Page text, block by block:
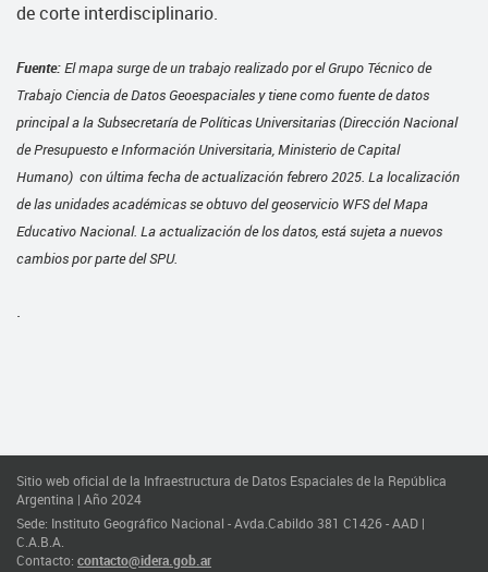
de corte interdisciplinario.
Fuente:El mapa surge de un trabajo realizado por el Grupo Técnico de
Trabajo Ciencia de Datos Geoespaciales y tiene como fuente de datos
principal a la Subsecretaría de Políticas Universitarias (Dirección Nacional
de Presupuesto e Información Universitaria, Ministerio de Capital
Humano) con última fecha de actualización febrero 2025. La localización
de las unidades académicas se obtuvo del geoservicio WFS del Mapa
Educativo Nacional. La actualización de los datos, está sujeta a nuevos
cambios por parte del SPU.
.
Sitio web oficial de la Infraestructura de Datos Espaciales de la República
Argentina | Año 2024
Sede: Instituto Geográfico Nacional - Avda.Cabildo 381 C1426 - AAD |
C.A.B.A.
Contacto: contacto@idera.gob.ar